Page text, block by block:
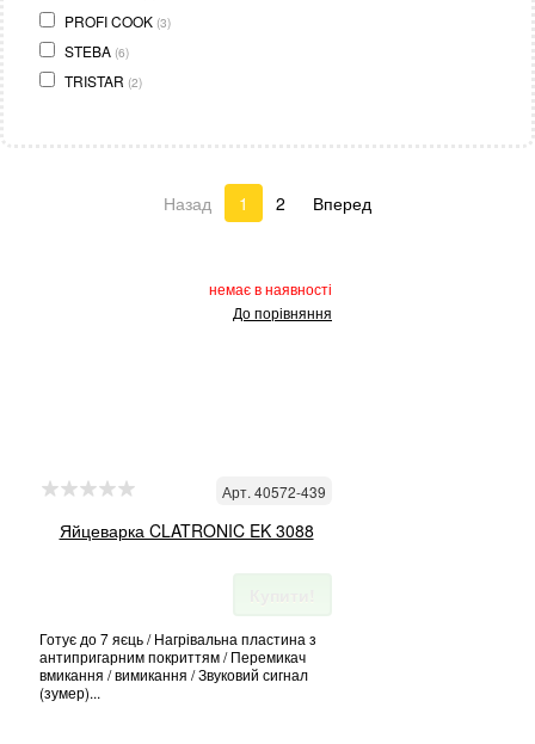
PROFI COOK (3)
STEBA (6)
TRISTAR (2)
Назад 1 2 Вперед
немає в наявності
До порівняння
Арт. 40572-439
Яйцеварка CLATRONIC EK 3088
Готує до 7 яєць / Нагрівальна пластина з
антипригарним покриттям / Перемикач
вмикання / вимикання / Звуковий сигнал
(зумер)...